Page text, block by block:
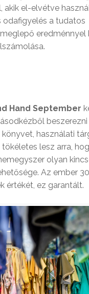
akik el-elvétve
odafigyelés a tudatos
eredménnyel
Hand September
használati
lesz arra,
olyan
Az ember
értékét, ez garantált.